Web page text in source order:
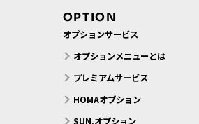
OPTION
オプションサービス
オプションメニューとは
プレミアムサービス
HOMAオプション
SUN.オプション